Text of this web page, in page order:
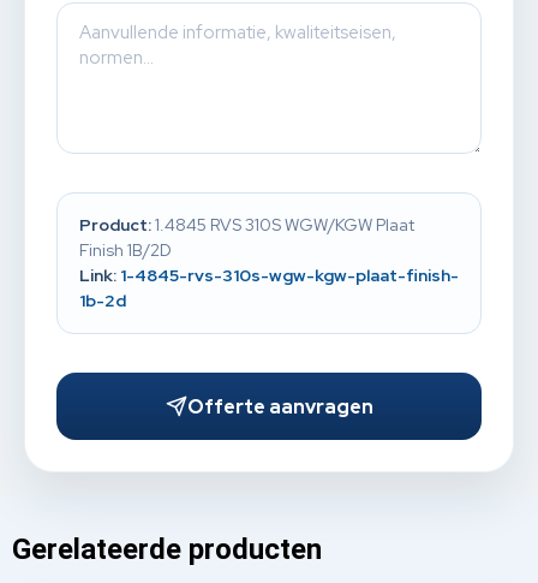
Product:1.4845 RVS 310S WGW/KGW Plaat
Finish 1B/2D
Link: 1-4845-rvs-310s-wgw-kgw-plaat-finish-
1b-2d
Offerte aanvragen
Gerelateerde producten